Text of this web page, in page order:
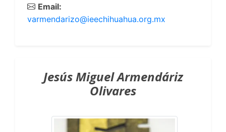
Email:
varmendarizo@ieechihuahua.org.mx
Jesús Miguel Armendáriz
Olivares